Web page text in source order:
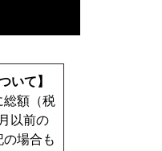
いて】
総額（税
以前の
場合も